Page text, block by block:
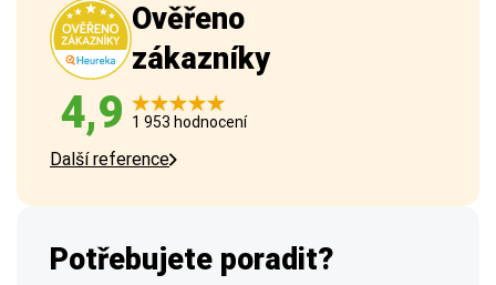
Ověřeno
zákazníky
4,9 1 953 hodnocení
Další reference
Potřebujete poradit?